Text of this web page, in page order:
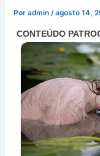
Poradmin/agosto 14,